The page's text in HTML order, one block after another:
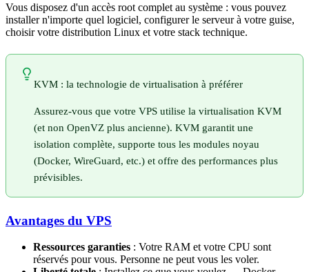
Vous disposez d'un accès root complet au système : vous pouvez
installer n'importe quel logiciel, configurer le serveur à votre guise,
choisir votre distribution Linux et votre stack technique.
KVM : la technologie de virtualisation à préférer
Assurez-vous que votre VPS utilise la virtualisation KVM
(et non OpenVZ plus ancienne). KVM garantit une
isolation complète, supporte tous les modules noyau
(Docker, WireGuard, etc.) et offre des performances plus
prévisibles.
Avantages du VPS
Ressources garanties : Votre RAM et votre CPU sont
réservés pour vous. Personne ne peut vous les voler.